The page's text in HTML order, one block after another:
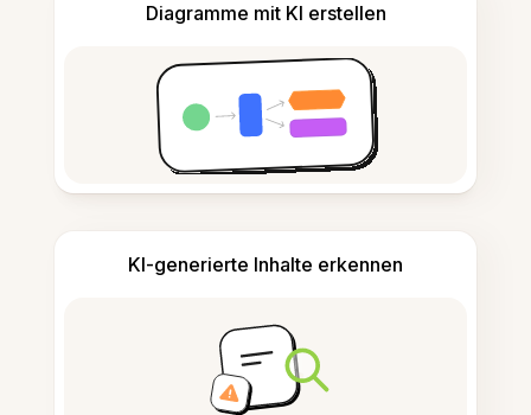
Diagramme mit KI erstellen
KI-generierte Inhalte erkennen